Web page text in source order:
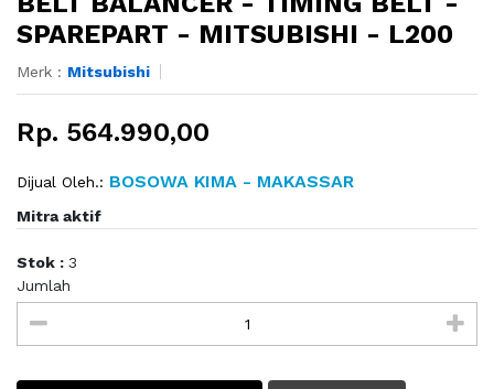
SPAREPART - MITSUBISHI - L200
Merk : Mitsubishi
Rp. 564.990,00
Dijual Oleh.: BOSOWA KIMA - MAKASSAR
Mitra aktif
Stok : 3
Jumlah